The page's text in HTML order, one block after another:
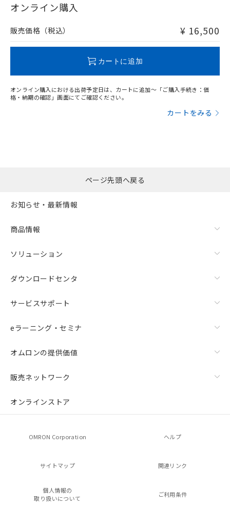
オンライン購入
販売価格（税込） ¥ 16,500
カートに追加
オンライン購入における出荷予定日は、カートに追加～「ご購入手続き：価
格・納期の確認」画面にてご確認ください。
カートをみる
ページ先頭へ戻る
お知らせ・最新情報
商品情報
ソリューション
ダウンロードセンタ
サービスサポート
eラーニング・セミナ
オムロンの提供価値
販売ネットワーク
オンラインストア
OMRON Corporation ヘルプ
サイトマップ 関連リンク
個人情報の
取り扱いについて
ご利用条件